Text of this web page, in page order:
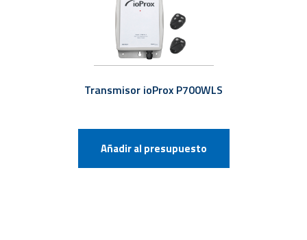
Transmisor ioProx P700WLS
Añadir al presupuesto